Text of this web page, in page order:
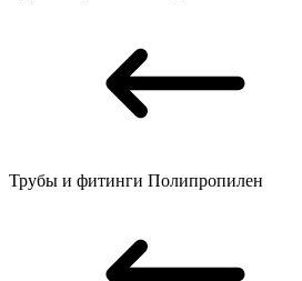
Трубы и фитинги Полипропилен